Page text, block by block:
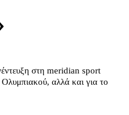
στη meridian sport
αλλά και για το